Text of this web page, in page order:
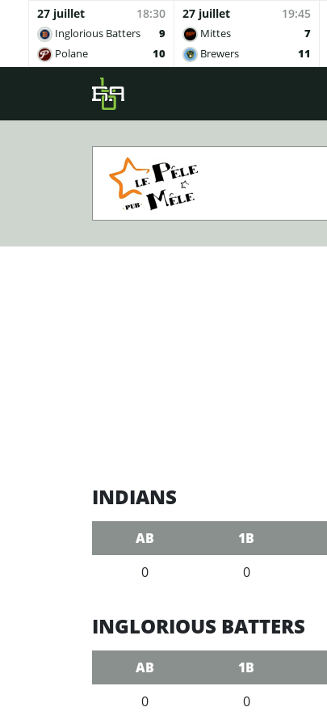
27 juillet 18:30
Inglorious Batters
9
Polane
10
27 juillet 19:45
Mittes
7
Brewers
11
Skip to main content
INDIANS
AB 1B
0
0
INGLORIOUS BATTERS
AB 1B
0
0